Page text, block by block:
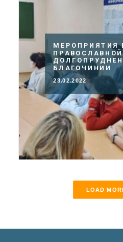
МЕРОПРИЯТИЯ
БЛАГОЧИНИИ
23.02.2022
LOAD